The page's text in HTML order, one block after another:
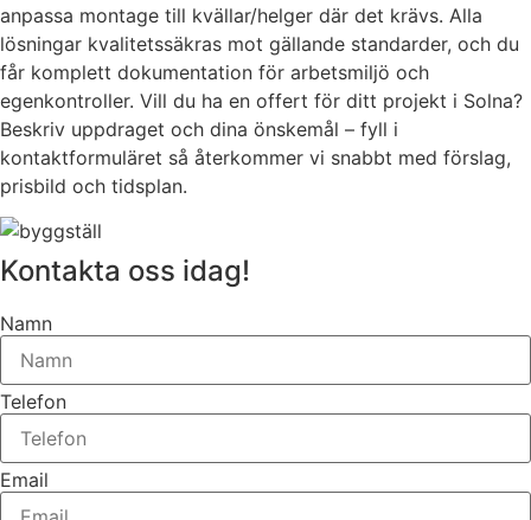
anpassa montage till kvällar/helger där det krävs. Alla
lösningar kvalitetssäkras mot gällande standarder, och du
får komplett dokumentation för arbetsmiljö och
egenkontroller. Vill du ha en offert för ditt projekt i Solna?
Beskriv uppdraget och dina önskemål – fyll i
kontaktformuläret så återkommer vi snabbt med förslag,
prisbild och tidsplan.
Kontakta oss idag!
Namn
Telefon
Email